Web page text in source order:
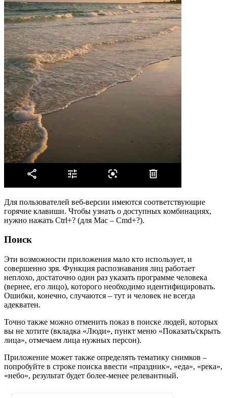
Для пользователей веб-версии имеются соответствующие
горячие клавиши. Чтобы узнать о доступных комбинациях,
нужно нажать Ctrl+? (для Mac – Cmd+?).
Поиск
Эти возможности приложения мало кто использует, и
совершенно зря. Функция распознавания лиц работает
неплохо, достаточно один раз указать программе человека
(вернее, его лицо), которого необходимо идентифицировать.
Ошибки, конечно, случаются – тут и человек не всегда
адекватен.
Точно также можно отменить показ в поиске людей, которых
вы не хотите (вкладка «Люди», пункт меню «Показать/скрыть
лица», отмечаем лица нужных персон).
Приложение может также определять тематику снимков –
попробуйте в строке поиска ввести «праздник», «еда», «река»,
«небо», результат будет более-менее релевантный.